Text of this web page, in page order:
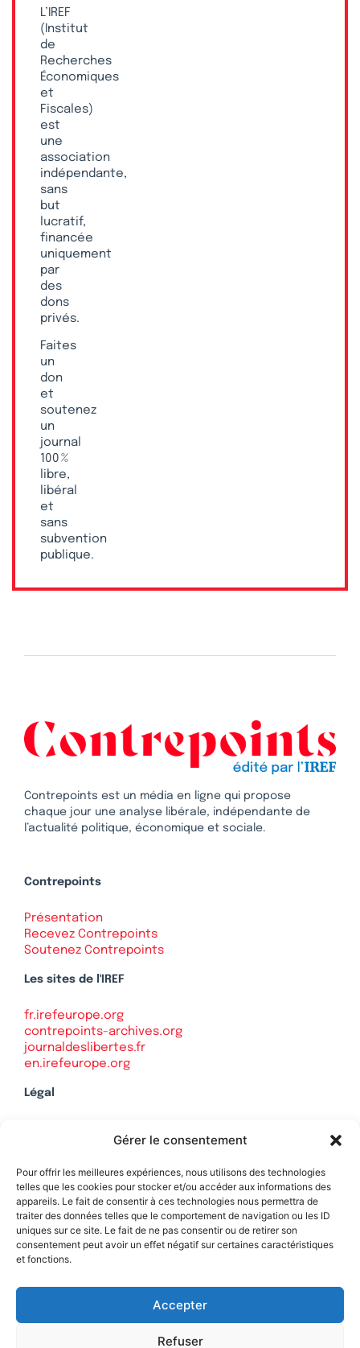
Gérer le consentement
Pour offrir les meilleures expériences, nous utilisons des technologies
telles que les cookies pour stocker et/ou accéder aux informations des
appareils. Le fait de consentir à ces technologies nous permettra de
traiter des données telles que le comportement de navigation ou les ID
uniques sur ce site. Le fait de ne pas consentir ou de retirer son
consentement peut avoir un effet négatif sur certaines caractéristiques
et fonctions.
Accepter
Refuser
L’IREF
(Institut
de
Recherches
Économiques
et
Fiscales)
est
une
association
indépendante,
sans
but
lucratif,
financée
uniquement
par
des
dons
privés.
Faites
un
don
et
soutenez
un
journal
100 %
libre,
libéral
et
sans
subvention
publique.
Contrepoints est un média en ligne qui propose
chaque jour une analyse libérale, indépendante de
l’actualité politique, économique et sociale.
Contrepoints
Présentation
Recevez Contrepoints
Soutenez Contrepoints
Les sites de l'IREF
fr.irefeurope.org
contrepoints-archives.org
journaldeslibertes.fr
en.irefeurope.org
Légal
Politique de confidentialité
Contact
Soutenez Contrepoints